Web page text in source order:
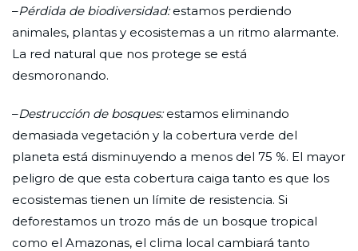
–Pérdida de biodiversidad:estamos perdiendo
animales, plantas y ecosistemas a un ritmo alarmante.
La red natural que nos protege se está
desmoronando.
–Destrucción de bosques:estamos eliminando
demasiada vegetación y la cobertura verde del
planeta está disminuyendo a menos del 75 %. El mayor
peligro de que esta cobertura caiga tanto es que los
ecosistemas tienen un límite de resistencia. Si
deforestamos un trozo más de un bosque tropical
como el Amazonas, el clima local cambiará tanto